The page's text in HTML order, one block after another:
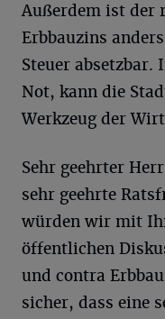
Außerdem ist der
Erbbauzins
Steuer
Not, kann die
Werkzeug der
Sehr geehrter
sehr geehrte
würden wir mit
öffentlichen
und contra
sicher, dass eine